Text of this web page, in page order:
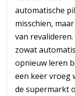
automatische
misschien,
van
zowat
opnieuw leren
een keer vroeg
de supermarkt